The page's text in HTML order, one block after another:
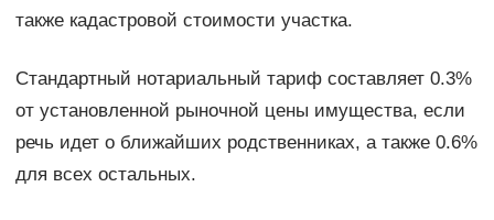
также кадастровой стоимости участка.
Стандартный нотариальный тариф составляет 0.3%
от установленной рыночной цены имущества, если
речь идет о ближайших родственниках, а также 0.6%
для всех остальных.